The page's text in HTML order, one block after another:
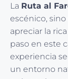
La Ruta al
escénico,
apreciar la
paso en este
experiencia
un entorno